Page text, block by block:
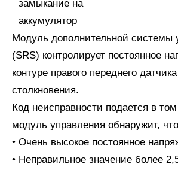
Модуль дополнительной системы
(SRS) контролирует постоянное
контуре правого переднего
столкновения.
Код неисправности подается в
модуль управления обнаружит,
• Очень высокое постоянное
• Неправильное значение более